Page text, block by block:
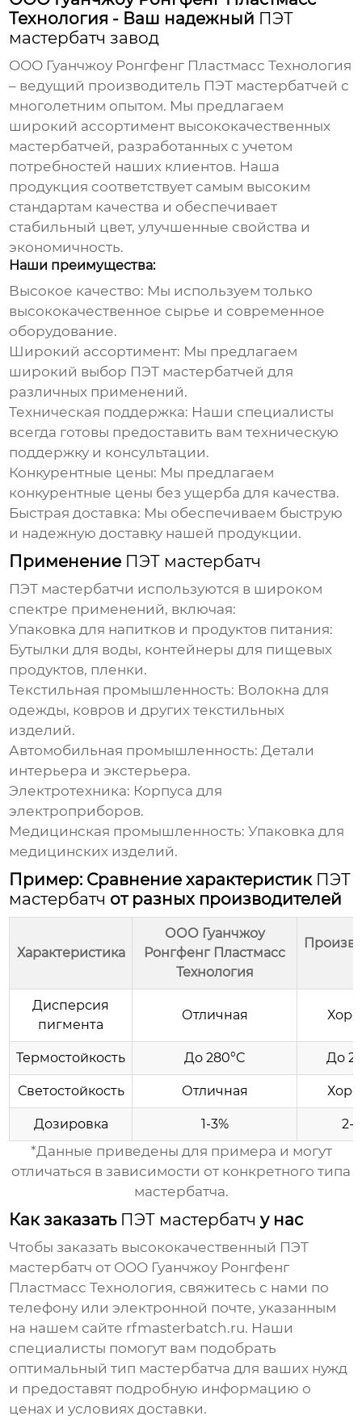
Технология - Ваш надежный ПЭТ
мастербатч завод
ООО Гуанчжоу Ронгфенг Пластмасс Технология
– ведущий производитель ПЭТ мастербатчей с
многолетним опытом. Мы предлагаем
широкий ассортимент высококачественных
мастербатчей, разработанных с учетом
потребностей наших клиентов. Наша
продукция соответствует самым высоким
стандартам качества и обеспечивает
стабильный цвет, улучшенные свойства и
экономичность.
Наши преимущества:
Высокое качество: Мы используем только
высококачественное сырье и современное
оборудование.
Широкий ассортимент: Мы предлагаем
широкий выбор ПЭТ мастербатчей для
различных применений.
Техническая поддержка: Наши специалисты
всегда готовы предоставить вам техническую
поддержку и консультации.
Конкурентные цены: Мы предлагаем
конкурентные цены без ущерба для качества.
Быстрая доставка: Мы обеспечиваем быструю
и надежную доставку нашей продукции.
Применение ПЭТ мастербатч
ПЭТ мастербатчи используются в широком
спектре применений, включая:
Упаковка для напитков и продуктов питания:
Бутылки для воды, контейнеры для пищевых
продуктов, пленки.
Текстильная промышленность: Волокна для
одежды, ковров и других текстильных
изделий.
Автомобильная промышленность: Детали
интерьера и экстерьера.
Электротехника: Корпуса для
электроприборов.
Медицинская промышленность: Упаковка для
медицинских изделий.
Пример: Сравнение характеристик ПЭТ
мастербатч от разных производителей
Характеристика
ООО Гуанчжоу
Ронгфенг Пластмасс
Технология
Дисперсия
пигмента
Отличная
Термостойкость До 280°C До
Светостойкость Отличная
Дозировка 1-3% 2-
*Данные приведены для примера и могут
отличаться в зависимости от конкретного типа
мастербатча.
Как заказать ПЭТ мастербатч у нас
Чтобы заказать высококачественный ПЭТ
мастербатч от ООО Гуанчжоу Ронгфенг
Пластмасс Технология, свяжитесь с нами по
телефону или электронной почте, указанным
на нашем сайте rfmasterbatch.ru. Наши
специалисты помогут вам подобрать
оптимальный тип мастербатча для ваших нужд
и предоставят подробную информацию о
ценах и условиях доставки.